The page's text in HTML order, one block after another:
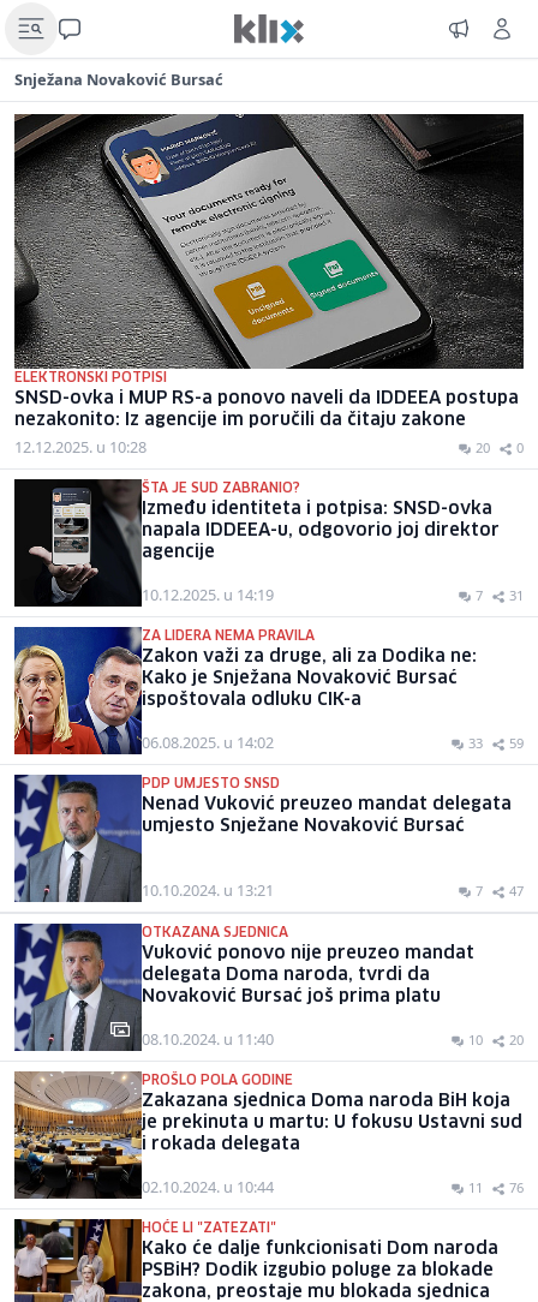
Snježana Novaković Bursać
ELEKTRONSKI POTPISI
SNSD-ovka i MUP RS-a ponovo naveli da IDDEEA postupa
nezakonito: Iz agencije im poručili da čitaju zakone
12.12.2025. u 10:28 20 0
ŠTA JE SUD ZABRANIO?
Između identiteta i potpisa: SNSD-ovka
napala IDDEEA-u, odgovorio joj direktor
agencije
10.12.2025. u 14:19 7 31
ZA LIDERA NEMA PRAVILA
Zakon važi za druge, ali za Dodika ne:
Kako je Snježana Novaković Bursać
ispoštovala odluku CIK-a
06.08.2025. u 14:02 33 59
PDP UMJESTO SNSD
Nenad Vuković preuzeo mandat delegata
umjesto Snježane Novaković Bursać
10.10.2024. u 13:21 7 47
OTKAZANA SJEDNICA
Vuković ponovo nije preuzeo mandat
delegata Doma naroda, tvrdi da
Novaković Bursać još prima platu
08.10.2024. u 11:40 10 20
PROŠLO POLA GODINE
Zakazana sjednica Doma naroda BiH koja
je prekinuta u martu: U fokusu Ustavni sud
i rokada delegata
02.10.2024. u 10:44 11 76
HOĆE LI "ZATEZATI"
Kako će dalje funkcionisati Dom naroda
PSBiH? Dodik izgubio poluge za blokade
zakona, preostaje mu blokada sjednica